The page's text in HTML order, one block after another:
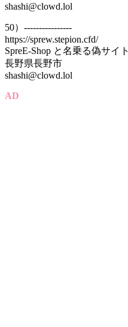
shashi@clowd.lol
50）----------------
https://sprew.stepion.cfd/
SpreE-Shop と名乗る偽サイト
長野県長野市
shashi@clowd.lol
AD